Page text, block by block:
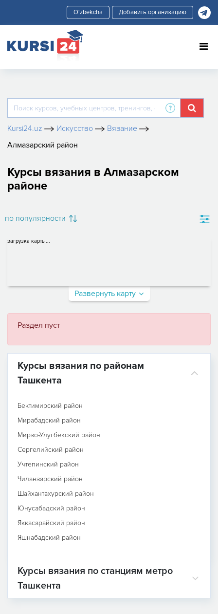
Добавить организацию
Kursi24.uz Искусство
Вязание
Алмазарский район
Курсы вязания в Алмазарском
районе
по популярности
загрузка карты...
Развернуть карту
Раздел пуст
Курсы вязания по районам
Ташкента
Бектимирский район
Мирабадский район
Мирзо-Улугбекский район
Сергелийский район
Учтепинский район
Чиланзарский район
Шайхантахурский район
Юнусабадский район
Яккасарайский район
Яшнабадский район
Курсы вязания по станциям метро
Ташкента